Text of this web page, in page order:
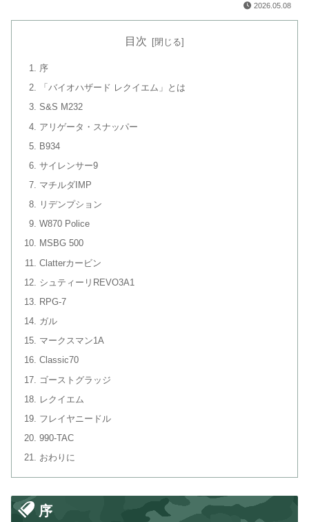
2026.05.08
目次
序
「バイオハザード レクイエム」とは
S&S M232
アリゲータ・スナッパー
B934
サイレンサー9
マチルダIMP
リデンプション
W870 Police
MSBG 500
Clatterカービン
シュティーリREVO3A1
RPG-7
ガル
マークスマン1A
Classic70
ゴーストグラッジ
レクイエム
フレイヤニードル
990-TAC
おわりに
序